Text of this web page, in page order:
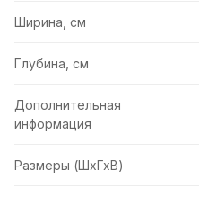
Ширина, см
Глубина, см
Дополнительная
информация
Размеры (ШхГхВ)